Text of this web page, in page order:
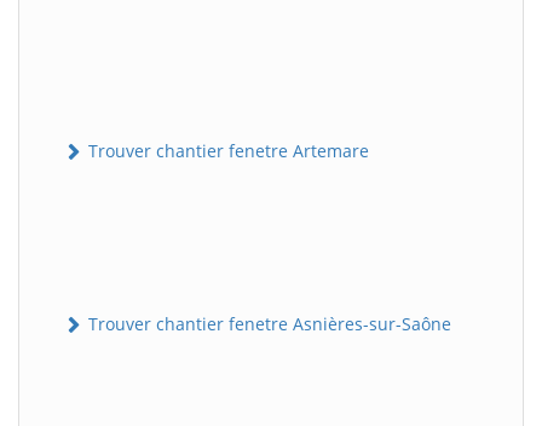
Trouver chantier fenetre Artemare
Trouver chantier fenetre Asnières-sur-Saône